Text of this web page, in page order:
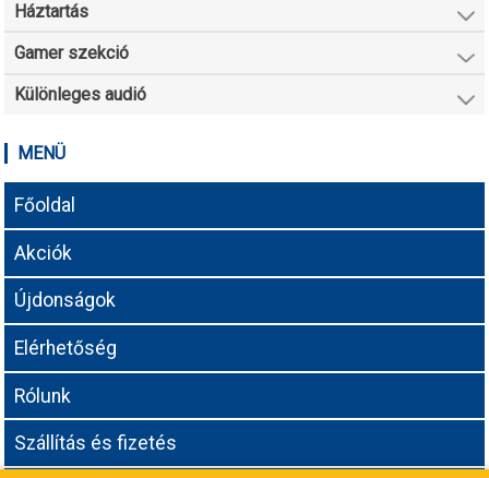
Háztartás
Gamer szekció
Különleges audió
MENÜ
Főoldal
Akciók
Újdonságok
Elérhetőség
Rólunk
Szállítás és fizetés